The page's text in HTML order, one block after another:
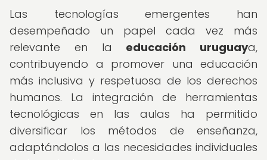
Las tecnologías emergentes han
desempeñado un papel cada vez más
relevante en la educación uruguaya,
contribuyendo a promover una educación
más inclusiva y respetuosa de los derechos
humanos. La integración de herramientas
tecnológicas en las aulas ha permitido
diversificar los métodos de enseñanza,
adaptándolos a las necesidades individuales